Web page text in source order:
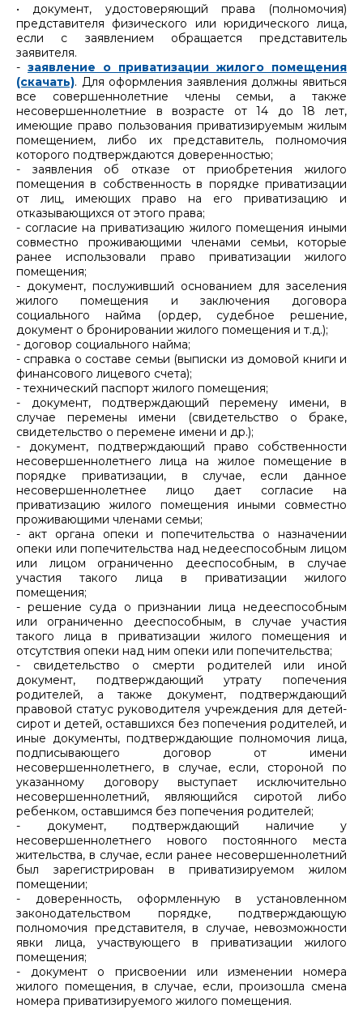
• документ, удостоверяющий права (полномочия)
представителя физического или юридического лица,
если с заявлением обращается представитель
заявителя.
- заявление о приватизации жилого помещения
(скачать). Для оформления заявления должны явиться
все совершеннолетние члены семьи, а также
несовершеннолетние в возрасте от 14 до 18 лет,
имеющие право пользования приватизируемым жилым
помещением, либо их представитель, полномочия
которого подтверждаются доверенностью;
- заявления об отказе от приобретения жилого
помещения в собственность в порядке приватизации
от лиц, имеющих право на его приватизацию и
отказывающихся от этого права;
- согласие на приватизацию жилого помещения иными
совместно проживающими членами семьи, которые
ранее использовали право приватизации жилого
помещения;
- документ, послуживший основанием для заселения
жилого помещения и заключения договора
социального найма (ордер, судебное решение,
документ о бронировании жилого помещения и т.д.);
- договор социального найма;
- справка о составе семьи (выписки из домовой книги и
финансового лицевого счета);
- технический паспорт жилого помещения;
- документ, подтверждающий перемену имени, в
случае перемены имени (свидетельство о браке,
свидетельство о перемене имени и др.);
- документ, подтверждающий право собственности
несовершеннолетнего лица на жилое помещение в
порядке приватизации, в случае, если данное
несовершеннолетнее лицо дает согласие на
приватизацию жилого помещения иными совместно
проживающими членами семьи;
- акт органа опеки и попечительства о назначении
опеки или попечительства над недееспособным лицом
или лицом ограниченно дееспособным, в случае
участия такого лица в приватизации жилого
помещения;
- решение суда о признании лица недееспособным
или ограниченно дееспособным, в случае участия
такого лица в приватизации жилого помещения и
отсутствия опеки над ним опеки или попечительства;
- свидетельство о смерти родителей или иной
документ, подтверждающий утрату попечения
родителей, а также документ, подтверждающий
правовой статус руководителя учреждения для детей-
сирот и детей, оставшихся без попечения родителей, и
иные документы, подтверждающие полномочия лица,
подписывающего договор от имени
несовершеннолетнего, в случае, если, стороной по
указанному договору выступает исключительно
несовершеннолетний, являющийся сиротой либо
ребенком, оставшимся без попечения родителей;
- документ, подтверждающий наличие у
несовершеннолетнего нового постоянного места
жительства, в случае, если ранее несовершеннолетний
был зарегистрирован в приватизируемом жилом
помещении;
- доверенность, оформленную в установленном
законодательством порядке, подтверждающую
полномочия представителя, в случае, невозможности
явки лица, участвующего в приватизации жилого
помещения;
- документ о присвоении или изменении номера
жилого помещения, в случае, если, произошла смена
номера приватизируемого жилого помещения.